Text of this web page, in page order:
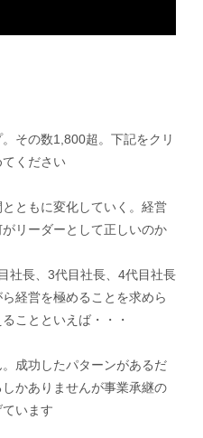
その数1,800超。下記をクリ
ください
ともに変化していく。経営
リーダーとして正しいのか
社長、3代目社長、4代目社長
経営を極めることを求めら
ことといえば・・・
成功したパターンがあるだ
かありませんが事業承継の
います